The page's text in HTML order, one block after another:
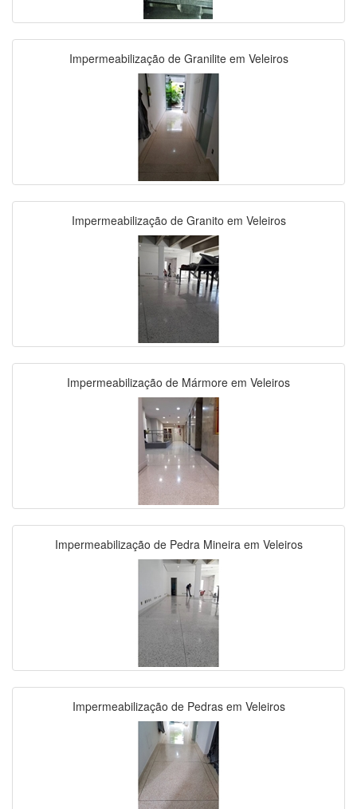
Impermeabilização de Granilite em Veleiros
Impermeabilização de Granito em Veleiros
Impermeabilização de Mármore em Veleiros
Impermeabilização de Pedra Mineira em Veleiros
Impermeabilização de Pedras em Veleiros